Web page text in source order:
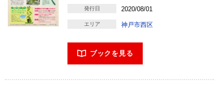
発行日 2020/08/01
エリア 神戸市西区
ブックを見る